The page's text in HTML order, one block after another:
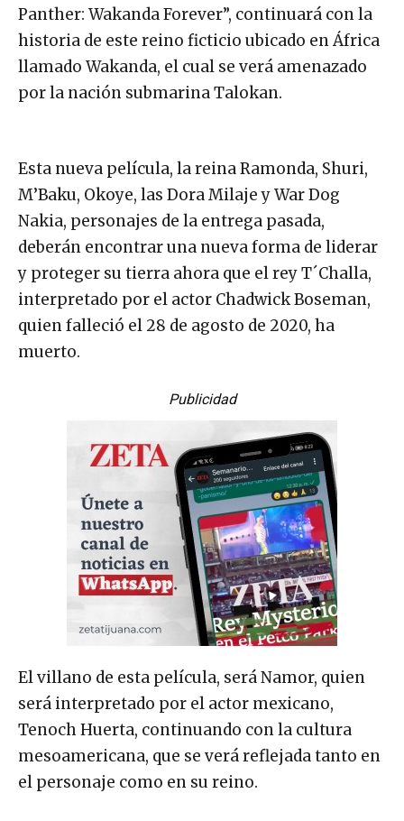
Panther: Wakanda Forever”, continuará con la
historia de este reino ficticio ubicado en África
llamado Wakanda, el cual se verá amenazado
por la nación submarina Talokan.
Esta nueva película, la reina Ramonda, Shuri,
M’Baku, Okoye, las Dora Milaje y War Dog
Nakia, personajes de la entrega pasada,
deberán encontrar una nueva forma de liderar
y proteger su tierra ahora que el rey T´Challa,
interpretado por el actor Chadwick Boseman,
quien falleció el 28 de agosto de 2020, ha
muerto.
Publicidad
El villano de esta película, será Namor, quien
será interpretado por el actor mexicano,
Tenoch Huerta, continuando con la cultura
mesoamericana, que se verá reflejada tanto en
el personaje como en su reino.